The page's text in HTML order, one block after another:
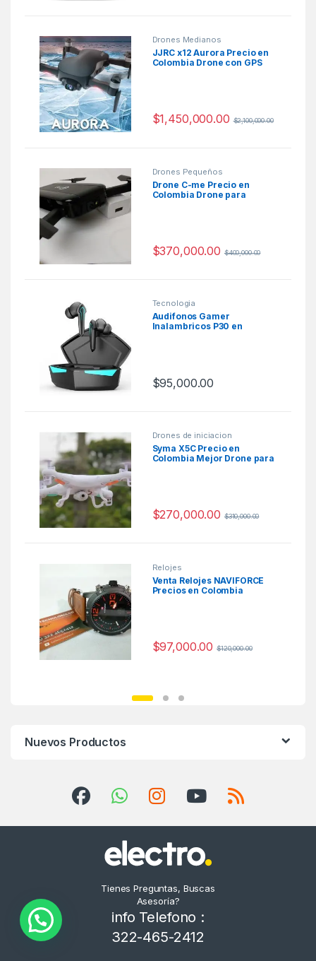
Drones Medianos
JJRC x12 Aurora Precio en
Colombia Drone con GPS
$1,450,000.00 $2,100,000.00
Drones Pequeños
Drone C-me Precio en
Colombia Drone para
$370,000.00 $400,000.00
Tecnologia
Audifonos Gamer
Inalambricos P30 en
$95,000.00
Drones de iniciacion
Syma X5C Precio en
Colombia Mejor Drone para
$270,000.00 $310,000.00
Relojes
Venta Relojes NAVIFORCE
Precios en Colombia
$97,000.00 $120,000.00
Nuevos Productos
Tienes Preguntas, Buscas
Asesoría?
info Telefono :
322-465-2412